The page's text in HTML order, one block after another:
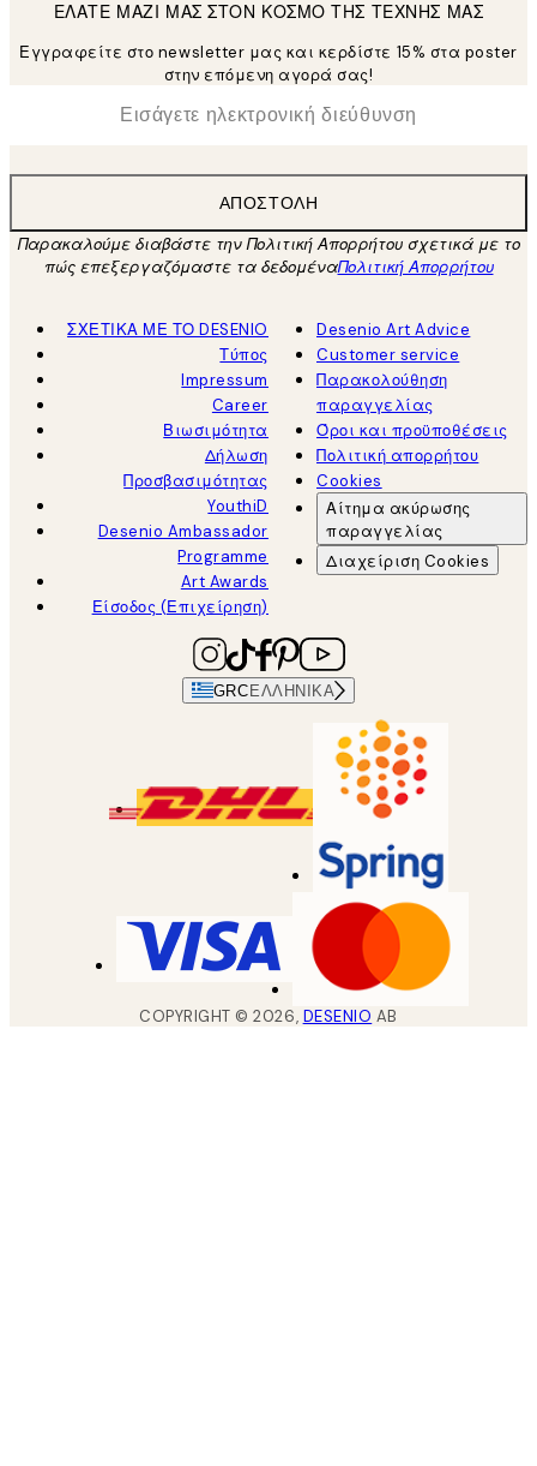
ΕΛΑΤΕ ΜΑΖΙ ΜΑΣ ΣΤΟΝ ΚΟΣΜΟ ΤΗΣ ΤΕΧΝΗΣ ΜΑΣ
Εγγραφείτε στο newsletter μας και κερδίστε 15% στα poster
στην επόμενη αγορά σας!
Ηλεκτρονική Διεύθυνση
ΑΠΟΣΤΟΛΉ
Παρακαλούμε διαβάστε την Πολιτική Απορρήτου σχετικά με το
πώς επεξεργαζόμαστε τα δεδομέναΠολιτική Απορρήτου
ΣΧΕΤΙΚΑ ΜΕ ΤΟ DESENIO
Τύπος
Impressum
Career
Βιωσιμότητα
Δήλωση
Προσβασιμότητας
YouthiD
Desenio Ambassador
Programme
Art Awards
Είσοδος (Επιχείρηση)
Desenio Art Advice
Customer service
Παρακολούθηση
παραγγελίας
Όροι και προϋποθέσεις
Πολιτική απορρήτου
Cookies
Αίτημα ακύρωσης
παραγγελίας
Διαχείριση Cookies
GRCΕΛΛΗΝΙΚΆ
COPYRIGHT ©2026, DESENIO AB